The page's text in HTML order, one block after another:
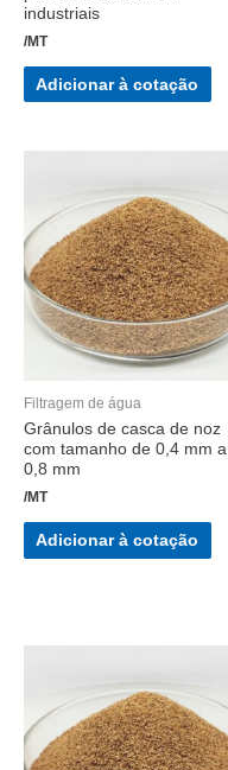
industriais
/MT
Adicionar à cotação
Filtragem de água
Grânulos de casca de noz
com tamanho de 0,4 mm a
0,8 mm
/MT
Adicionar à cotação